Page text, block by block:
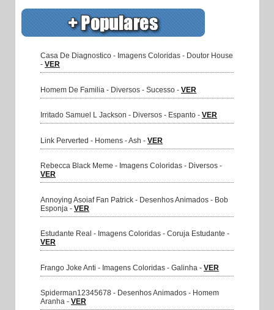
Casa De Diagnostico - Imagens Coloridas - Doutor House
- VER
Homem De Familia - Diversos - Sucesso - VER
Irritado Samuel L Jackson - Diversos - Espanto - VER
Link Perverted - Homens - Ash - VER
Rebecca Black Meme - Imagens Coloridas - Diversos -
VER
Annoying Asoiaf Fan Patrick - Desenhos Animados - Bob
Esponja - VER
Estudante Real - Imagens Coloridas - Coruja Estudante -
VER
Frango Joke Anti - Imagens Coloridas - Galinha - VER
Spiderman12345678 - Desenhos Animados - Homem
Aranha - VER